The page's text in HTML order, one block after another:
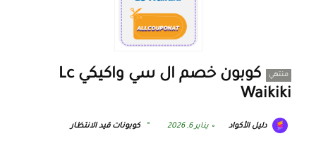
منتهي
كوبون خصم ال سي واكيكي Lc
Waikiki
دليل الأكواد يناير 6, 2026 كوبونات قيد الانتظار